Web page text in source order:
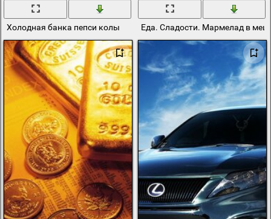
Холодная банка пепси колы Еда. Сладости. Мармелад в